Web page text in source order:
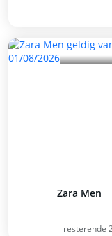
Zara Men
resterende